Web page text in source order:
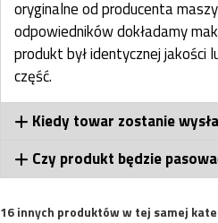
oryginalne od producenta
odpowiedników dokładamy
produkt był identycznej jakości
część.
Kiedy towar zostanie
Czy produkt będzie
16 innych produktów w tej samej